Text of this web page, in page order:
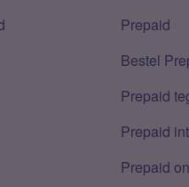
Prepaid
Bestel
Prepaid
Prepaid
Prepaid